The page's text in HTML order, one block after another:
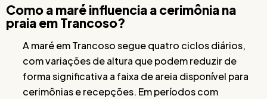
Como a maré influencia a cerimônia na
praia em Trancoso?
A maré em Trancoso segue quatro ciclos diários,
com variações de altura que podem reduzir de
forma significativa a faixa de areia disponível para
cerimônias e recepções. Em períodos com